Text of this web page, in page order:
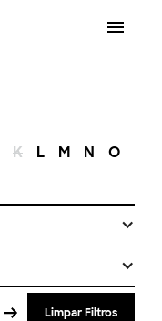
K L M N O
Limpar Filtros